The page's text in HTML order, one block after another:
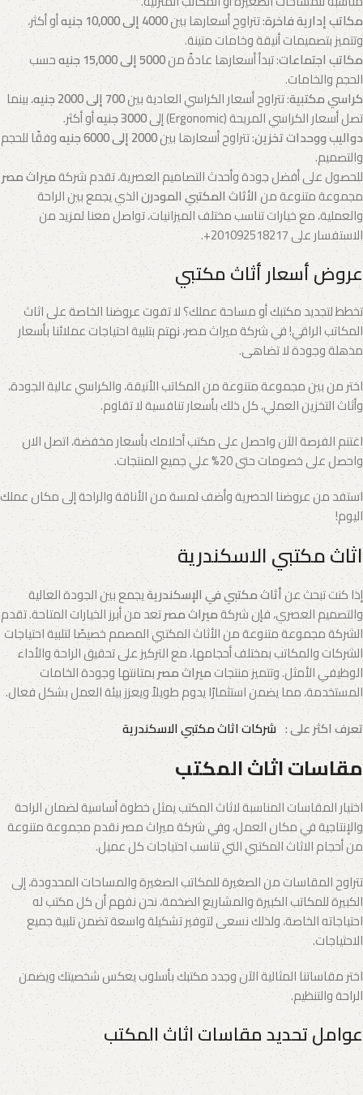
مكاتب إدارية فاخرة: تتراوح أسعارها بين4000 إلى 10,000 جنيه
أو أكثر،
وتتميز بتصميمات أنيقة وخامات متينة.
مكاتب اجتماعات: تبدأ أسعارها عادةً من5000 إلى 15,000 جنيه
حسب
الحجم والخامات.
كراسي مكتبية: تتراوح أسعار الكراسي العادية بين700 إلى 2000 جنيه
، بينما
تصل أسعار الكراسي المريحة (Ergonomic) إلى
3000 جنيه
أو أكثر.
دواليب ووحدات تخزين: تتراوح أسعارها بين2000 إلى 6000 جنيه
وفقًا للحجم
والتصميم.
للحصول على أفضل جودة وأحدث التصاميم العصرية، تقدم شركةميراث مصر
مجموعة متنوعة منالأثاث المكتبي المودرنالذي يجمع بين الراحة
والعملية، مع خيارات تناسب مختلف الميزانيات، تواصل معنا لمزيد من
الاستفسار على 201092518217+.
عروض أسعار أثاث مكتبي
تخطط لتجديد مكتبك أو مساحة عملك؟ لا تفوت عروضنا الخاصة على اثاث
المكاتب الراقي! في شركة ميراث مصر، نهتم بتلبية احتياجات عملائنا بأسعار
مذهلة وجودة لا تضاهى.
اختر من بين مجموعة متنوعة من المكاتب الأنيقة، والكراسي عالية الجودة،
وأثاث التخزين العملي، كل ذلك بأسعار تنافسية لا تقاوم.
اغتنم الفرصة الآن واحصل على مكتب أحلامك بأسعار مخفضة، اتصل الان
واحصل على خصومات حتى 20% علي جميع المنتجات.
استفد من عروضنا الحصرية وأضف لمسة من الأناقة والراحة إلى مكان عملك
اليوم!
اثاث مكتبي الاسكندرية
إذا كنت تبحث عنأثاث مكتبي في الإسكندريةيجمع بين الجودة العالية
والتصميم العصري، فإن شركةميراث مصرتعد من أبرز الخيارات المتاحة. تقدم
الشركة مجموعة متنوعة من الأثاث المكتبي المصمم خصيصًا لتلبية احتياجات
الشركات والمكاتب بمختلف أحجامها، مع التركيز على تحقيق الراحة والأداء
الوظيفي الأمثل. وتتميز منتجاتميراث مصربمتانتها وجودة الخامات
المستخدمة، مما يضمن استثمارًا يدوم طويلاً ويعزز بيئة العمل بشكل فعال.
تعرف اكثر على : شركات اثاث مكتبي الاسكندرية
مقاسات اثاث المكتب
اختيار المقاسات المناسبة لاثاث المكتب يمثل خطوة أساسية لضمان الراحة
والإنتاجية في مكان العمل، وفي شركة ميراث مصر نقدم مجموعة متنوعة
من أحجام الاثاث المكتبي التي تناسب احتياجات كل عميل.
تتراوح المقاسات من الصغيرة للمكاتب الصغيرة والمساحات المحدودة، إلى
الكبيرة للمكاتب الكبيرة والمشاريع الضخمة، نحن نفهم أن كل مكتب له
احتياجاته الخاصة، ولذلك نسعى لتوفير تشكيلة واسعة تضمن تلبية جميع
الاحتياجات.
اختر مقاساتنا المثالية الآن وجدد مكتبك بأسلوب يعكس شخصيتك ويضمن
الراحة والتنظيم.
عوامل تحديد مقاسات اثاث المكتب